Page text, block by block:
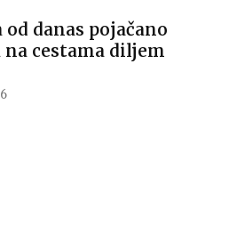
od danas pojačano
cestama diljem